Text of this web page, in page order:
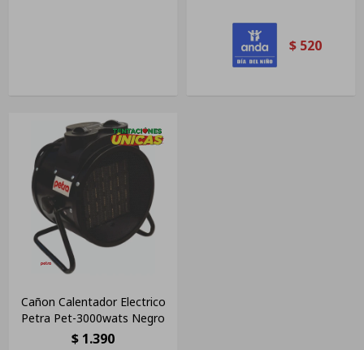
$ 520
Cañon Calentador Electrico
Petra Pet-3000wats Negro
$ 1.390